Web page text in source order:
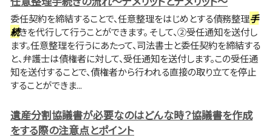
委任契約を締結することで、任意整理をはじめとする債務整理手
続きを代行して行うことができます。 そして、②受任通知を送付し
ます。任意整理を行うにあたって、司法書士と委任契約を締結する
と、弁護士は債権者に対して、受任通知を送付します。この受任通
知を送付することで、債権者から行われる直接の取り立てを停止
することができま...
遺産分割協議書が必要なのはどんな時？協議書を作成
をする際の注意点とポイント